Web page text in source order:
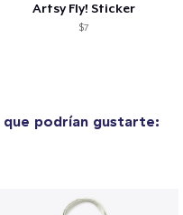
Artsy Fly! Sticker
$7
que podrían gustarte: